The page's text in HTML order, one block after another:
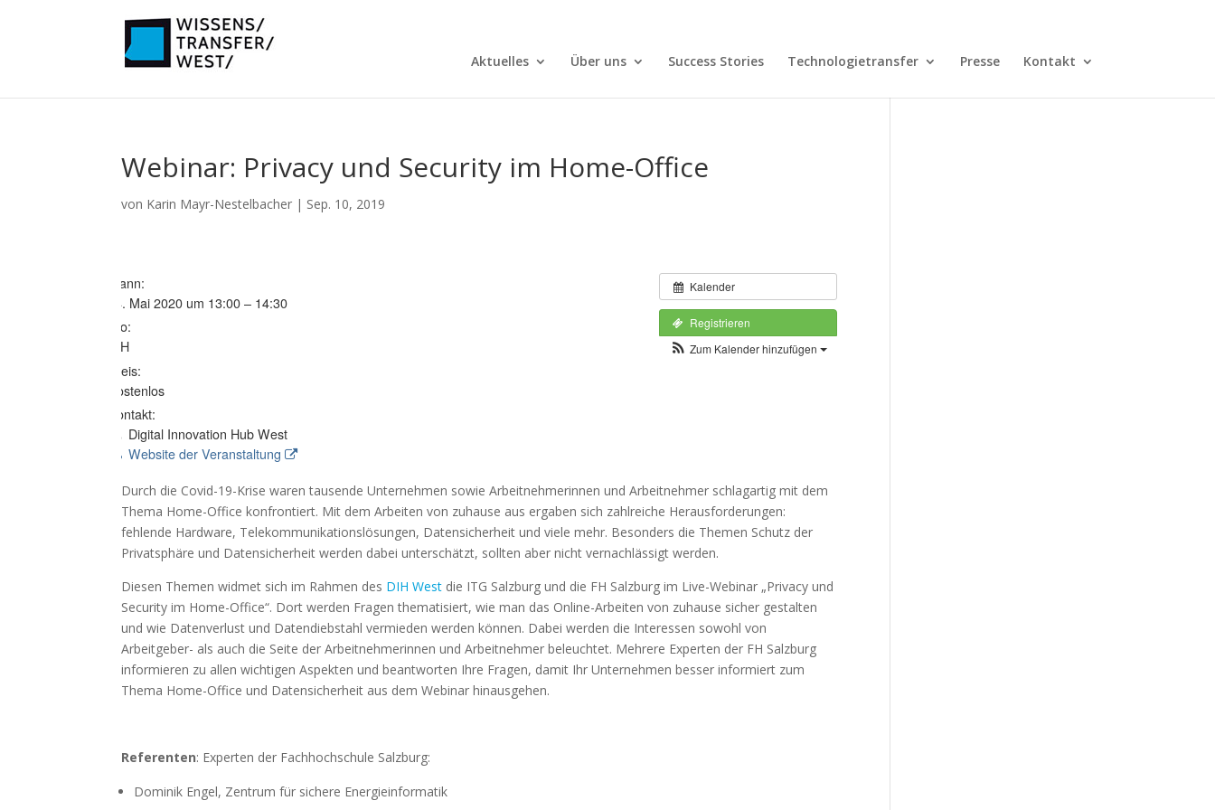
Aktuelles Über uns Success Stories Technologietransfer Presse Kontakt
Webinar: Privacy und Security im Home-Office
von Karin Mayr-Nestelbacher | Sep. 10, 2019
Kalender
Registrieren
Zum Kalender hinzufügen
Wann:
14. Mai 2020 um 13:00 – 14:30
Wo:
DIH
Preis:
Kostenlos
Kontakt:
Digital Innovation Hub West
Website der Veranstaltung
Durch die Covid-19-Krise waren tausende Unternehmen sowie Arbeitnehmerinnen und Arbeitnehmer schlagartig mit dem
Thema Home-Office konfrontiert. Mit dem Arbeiten von zuhause aus ergaben sich zahlreiche Herausforderungen:
fehlende Hardware, Telekommunikationslösungen, Datensicherheit und viele mehr. Besonders die Themen Schutz der
Privatsphäre und Datensicherheit werden dabei unterschätzt, sollten aber nicht vernachlässigt werden.
Diesen Themen widmet sich im Rahmen des DIH West die ITG Salzburg und die FH Salzburg im Live-Webinar „Privacy und
Security im Home-Office“. Dort werden Fragen thematisiert, wie man das Online-Arbeiten von zuhause sicher gestalten
und wie Datenverlust und Datendiebstahl vermieden werden können. Dabei werden die Interessen sowohl von
Arbeitgeber- als auch die Seite der Arbeitnehmerinnen und Arbeitnehmer beleuchtet. Mehrere Experten der FH Salzburg
informieren zu allen wichtigen Aspekten und beantworten Ihre Fragen, damit Ihr Unternehmen besser informiert zum
Thema Home-Office und Datensicherheit aus dem Webinar hinausgehen.
Referenten: Experten der Fachhochschule Salzburg:
Dominik Engel, Zentrum für sichere Energieinformatik